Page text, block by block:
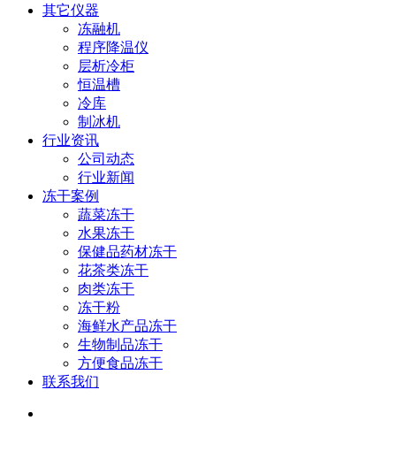
其它仪器
冻融机
程序降温仪
层析冷柜
恒温槽
冷库
制冰机
行业资讯
公司动态
行业新闻
冻干案例
蔬菜冻干
水果冻干
保健品药材冻干
花茶类冻干
肉类冻干
冻干粉
海鲜水产品冻干
生物制品冻干
方便食品冻干
联系我们